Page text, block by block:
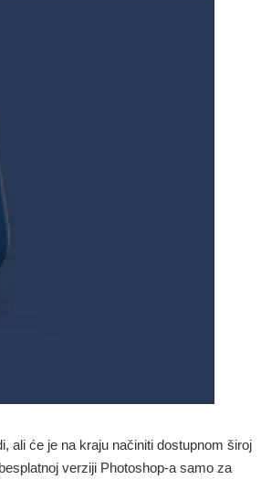
ali će je na kraju načiniti dostupnom široj
verziji Photoshop-a samo za